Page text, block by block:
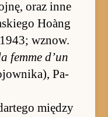
oraz inne
Hoàng
wznow.
femme d’un
Pa­
mię­dzy